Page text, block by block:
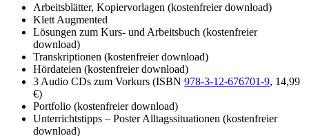
Arbeitsblätter, Kopiervorlagen (kostenfreier download)
Klett Augmented
Lösungen zum Kurs- und Arbeitsbuch (kostenfreier
download)
Transkriptionen (kostenfreier download)
Hördateien (kostenfreier download)
3 Audio CDs zum Vorkurs (ISBN 978-3-12-676701-9, 14,99
€)
Portfolio (kostenfreier download)
Unterrichtstipps – Poster Alltagssituationen (kostenfreier
download)